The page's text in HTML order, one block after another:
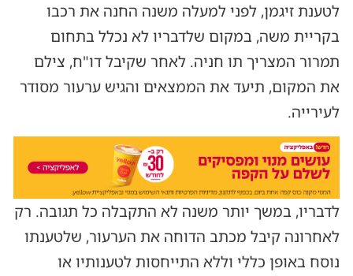
לטענת זיגמן, לפני למעלה משנה החנה את רכבו
בקריית משה, במקום שלדבריו לא נכלל בתחום
תמרור המצריך תו חניה. לאחר שקיבל דו"ח, צילם
את המקום, תיעד את הממצאים והגיש ערעור מסודר
לעירייה.
לדבריו, במשך יותר משנה לא התקבלה כל תגובה. רק
לאחרונה קיבל מכתב הדוחה את הערעור, שלטענתו
נוסח באופן כללי וללא התייחסות לטענותיו או